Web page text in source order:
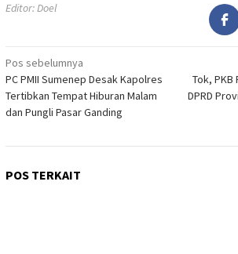
Editor: Doel
Navigasi
pos
Pos sebelumnya
PC PMII Sumenep Desak Kapolres
Tertibkan Tempat Hiburan Malam
dan Pungli Pasar Ganding
Tok, PKB
DPRD
POS TERKAIT